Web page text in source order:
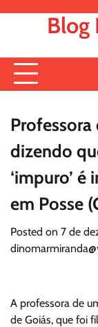
Blog
dizendo
‘impuro’
em Posse
Posted on 7 de
A professora de
de Goiás, que foi